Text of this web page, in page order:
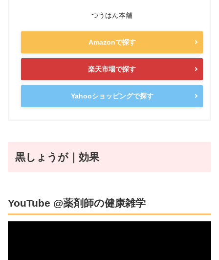
つうはん本舗
Amazonで探す
楽天市場で探す
Yahooショッピングで探す
黒しょうが｜効果
YouTube @薬剤師の健康雑学